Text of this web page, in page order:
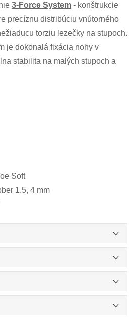
3-Force System - konštrukcie
precíznu distribúciu vnútorného
torziu lezečky na stupoch.
je dokonalá fixácia nohy v
stabilita na malých stupoch a
Soft
1.5, 4 mm